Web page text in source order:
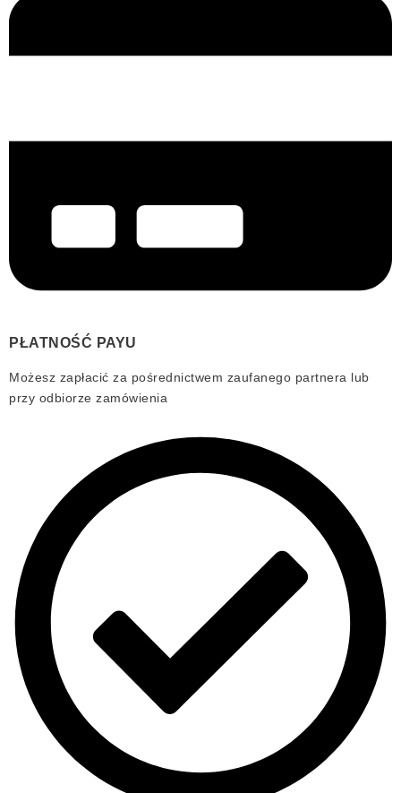
PŁATNOŚĆ PAYU
Możesz zapłacić za pośrednictwem zaufanego partnera lub
przy odbiorze zamówienia